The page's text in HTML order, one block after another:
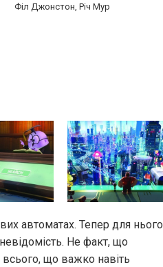
Філ Джонстон, Річ Мур
автоматах. Тепер для нього
Не факт, що
що важко навіть